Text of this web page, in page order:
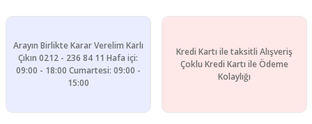
Arayın Birlikte Karar Verelim Karlı
Çıkın 0212 - 236 84 11 Hafa içi:
09:00 - 18:00 Cumartesi: 09:00 -
15:00
Kredi Kartı ile taksitli Alışveriş
Çoklu Kredi Kartı ile Ödeme
Kolaylığı